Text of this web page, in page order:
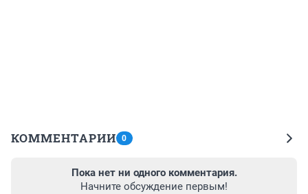
КОММЕНТАРИИ 0
Пока нет ни одного комментария.
Начните обсуждение первым!